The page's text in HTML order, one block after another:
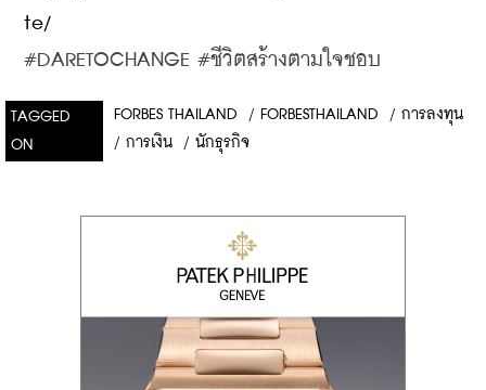
te/
#DARETOCHANGE #ชีวิตสร้างตามใจชอบ
TAGGED
ON
FORBES THAILAND / FORBESTHAILAND / การลงทุน
/ การเงิน / นักธุรกิจ